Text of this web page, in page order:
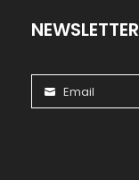
NEWSLETTER
EmailEmail